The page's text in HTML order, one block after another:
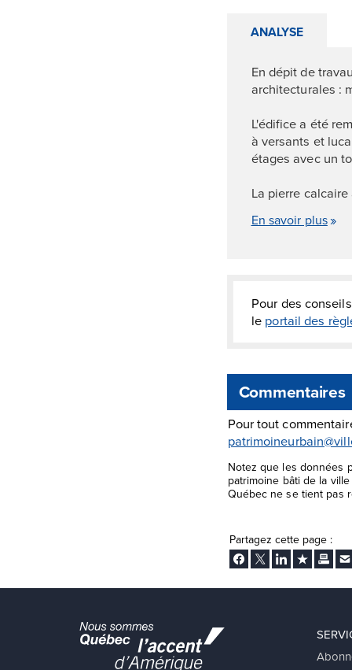
ANALYSE
En dépit de
architecturales :
L'édifice a été
à versants et
étages avec un
La pierre
En savoir plus
Pour des
le portail des
Commentaires
Pour tout
Notez que les données
patrimoine bâti de la
Québec ne se tient pas
Partagez cette page :
Facebook
TwitterLinkedInAjouter